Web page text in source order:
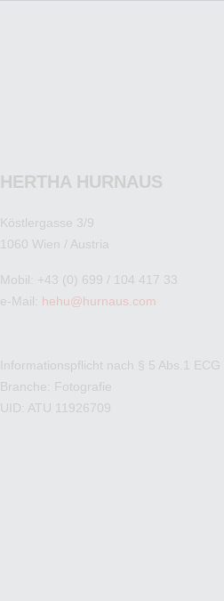
HERTHA HURNAUS
Köstlergasse 3/9
1060 Wien / Austria
Mobil: +43 (0) 699 / 104 417 33
e-Mail: hehu@hurnaus.com
Informationspflicht nach § 5 Abs.1 ECG
Branche: Fotografie
UID: ATU 11926709